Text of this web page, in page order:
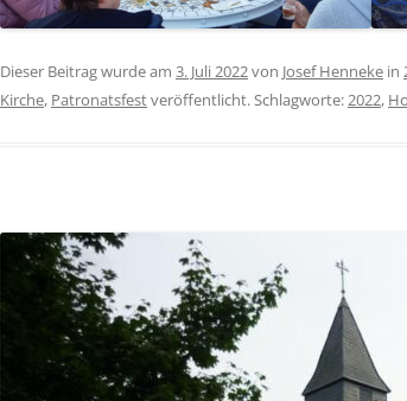
Dieser Beitrag wurde am 3. Juli 2022von Josef Henneke in
Kirche, Patronatsfestveröffentlicht. Schlagworte: 2022,